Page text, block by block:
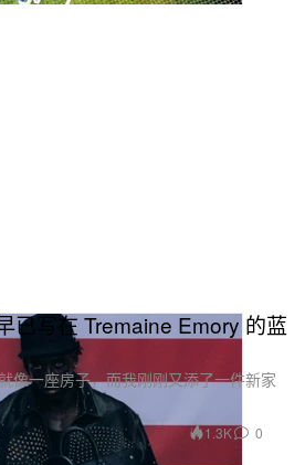
已写在 Tremaine Emory 的蓝
像一座房子，而我刚刚又添了一件新家
1.3K 0